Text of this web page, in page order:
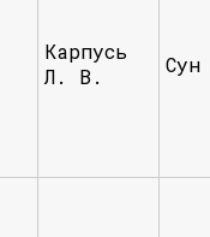
Карпусь
Л. В.
Сун